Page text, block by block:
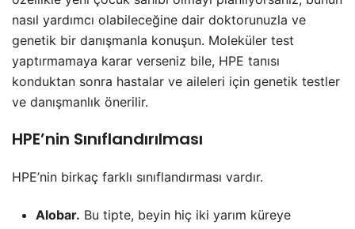
nasıl yardımcı olabileceğine dair doktorunuzla ve
genetik bir danışmanla konuşun. Moleküler test
yaptırmamaya karar verseniz bile, HPE tanısı
konduktan sonra hastalar ve aileleri için genetik testler
ve danışmanlık önerilir.
HPE’nin Sınıflandırılması
HPE’nin birkaç farklı sınıflandırması vardır.
Alobar. Bu tipte, beyin hiç iki yarım küreye